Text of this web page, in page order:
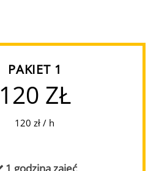
PAKIET 1
120 ZŁ
120 zł / h
1 godzina zajęć